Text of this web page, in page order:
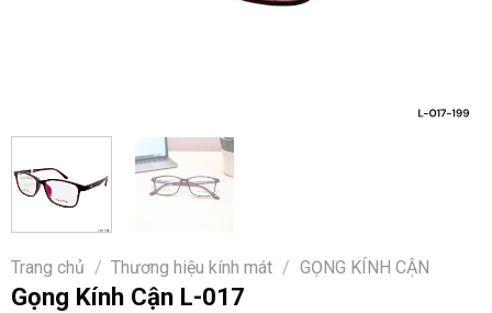
Trang chủ / Thương hiệu kính mát / GỌNG KÍNH CẬN
Gọng Kính Cận L-017